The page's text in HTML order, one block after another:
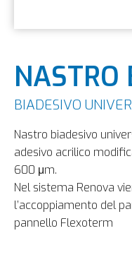
NASTRO
BIADESIVO
Nastro biadesivo
adesivo acrilico
600 μm.
Nel sistema Renova
l’accoppiamento del
pannello Flexoterm